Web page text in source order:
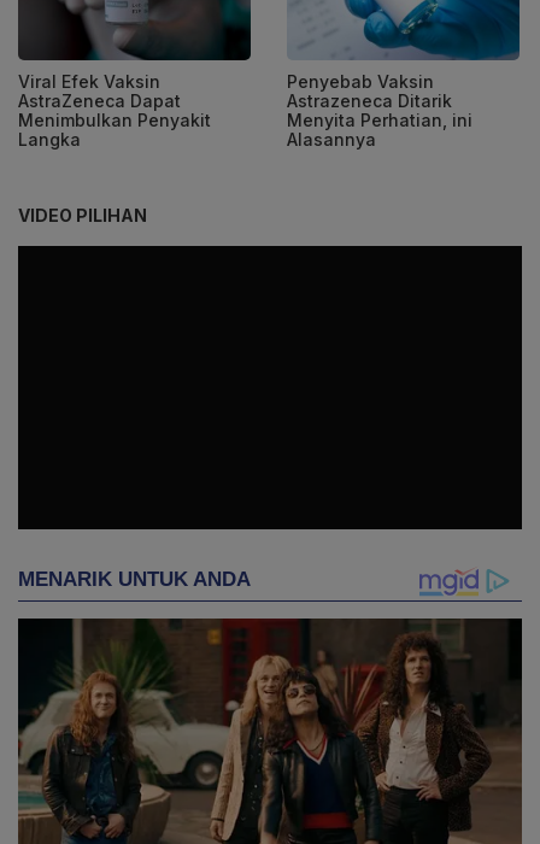
Viral Efek Vaksin
AstraZeneca Dapat
Menimbulkan Penyakit
Langka
Penyebab Vaksin
Astrazeneca Ditarik
Menyita Perhatian, ini
Alasannya
VIDEO PILIHAN